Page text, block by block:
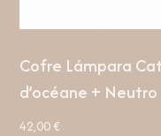
Cofre Lámpara
d’océane +
42,00€